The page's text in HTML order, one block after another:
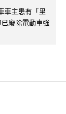
車主患有「里
廢除電動車強